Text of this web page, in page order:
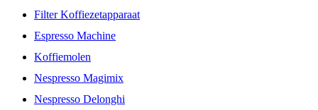
Filter Koffiezetapparaat
Espresso Machine
Koffiemolen
Nespresso Magimix
Nespresso Delonghi